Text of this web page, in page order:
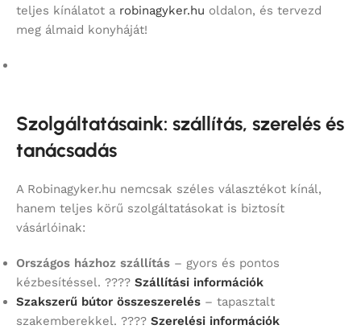
teljes kínálatot a robinagyker.hu oldalon, és tervezd
meg álmaid konyháját!
Szolgáltatásaink: szállítás, szerelés és
tanácsadás
A Robinagyker.hu nemcsak széles választékot kínál,
hanem teljes körű szolgáltatásokat is biztosít
vásárlóinak:
Országos házhoz szállítás – gyors és pontos
kézbesítéssel. ???? Szállítási információk
Szakszerű bútor összeszerelés – tapasztalt
szakemberekkel. ???? Szerelési információk